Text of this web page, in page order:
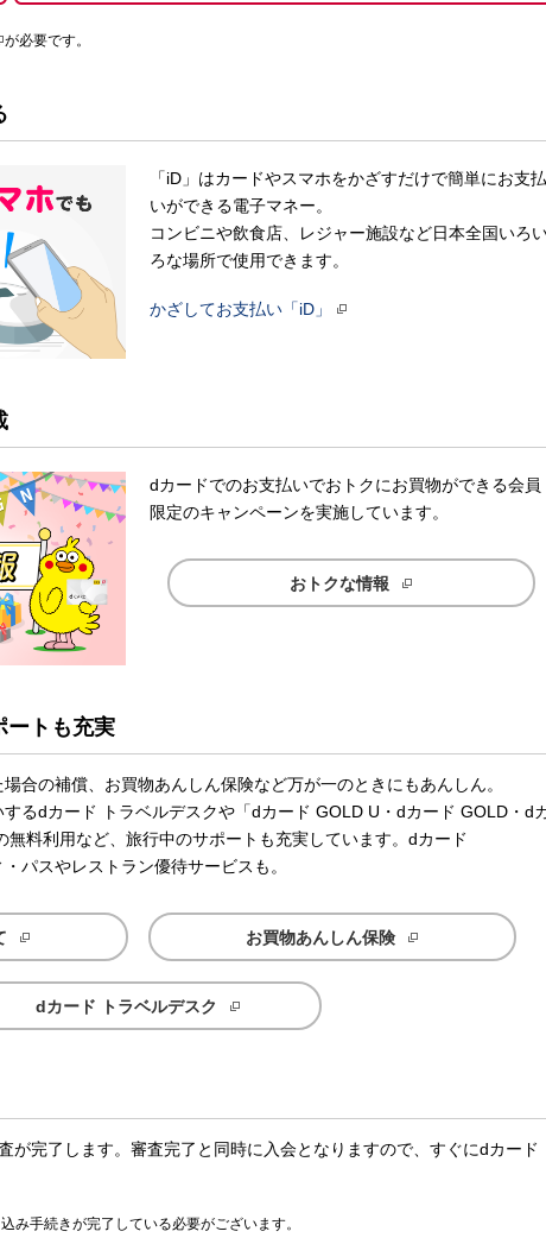
が必要です。
「iD」はカードやスマホをかざすだけで簡単にお支払
いができる電子マネー。
コンビニや飲食店、レジャー施設など日本全国いろ
ろな場所で使用できます。
かざしてお支払い「iD」
dカードでのお支払いでおトクにお買物ができる会員
限定のキャンペーンを実施しています。
おトクな情報
ートも充実
合の補償、お買物あんしん保険など万が一のときにもあんしん。
るdカード トラベルデスクや「dカード GOLD U・dカード GOLD・d
無料利用など、旅行中のサポートも充実しています。dカード
パスやレストラン優待サービスも。
お買物あんしん保険
dカード トラベルデスク
が完了します。審査完了と同時に入会となりますので、すぐにdカード
み手続きが完了している必要がございます。